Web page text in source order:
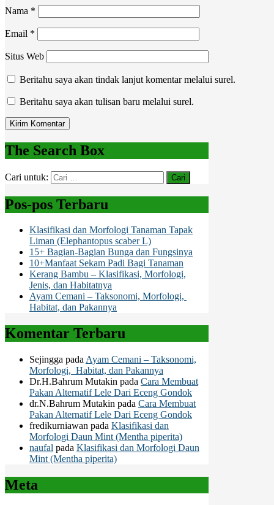
Nama *
Email *
Situs Web
Beritahu saya akan tindak lanjut komentar melalui surel.
Beritahu saya akan tulisan baru melalui surel.
The Search Box
Cari untuk:
Pos-pos Terbaru
Klasifikasi dan Morfologi Tanaman Tapak
Liman (Elephantopus scaber L)
15+ Bagian-Bagian Bunga dan Fungsinya
10+Manfaat Sekam Padi Bagi Tanaman
Kerang Bambu – Klasifikasi, Morfologi,
Jenis, dan Habitatnya
Ayam Cemani – Taksonomi, Morfologi,
Habitat, dan Pakannya
Komentar Terbaru
Sejingga pada Ayam Cemani – Taksonomi,
Morfologi, Habitat, dan Pakannya
Dr.H.Bahrum Mutakin pada Cara Membuat
Pakan Alternatif Lele Dari Eceng Gondok
dr.N.Bahrum Mutakin pada Cara Membuat
Pakan Alternatif Lele Dari Eceng Gondok
fredikurniawan pada Klasifikasi dan
Morfologi Daun Mint (Mentha piperita)
naufal pada Klasifikasi dan Morfologi Daun
Mint (Mentha piperita)
Meta